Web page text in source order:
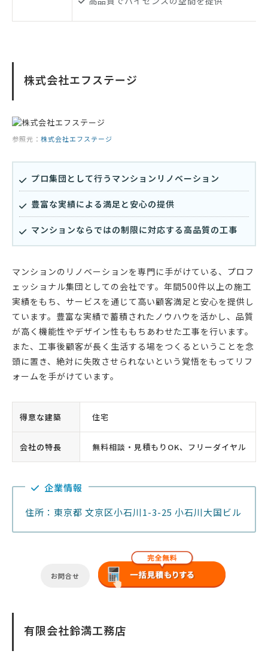
株式会社エフステージ
参照元： 株式会社エフステージ
プロ集団として行うマンションリノベーション
豊富な実績による満足と安心の提供
マンションならではの制限に対応する高品質の工事
マンションのリノベーションを専門に手がけている、プロフ
ェッショナル集団としての会社です。年間500件以上の施工
実績をもち、サービスを通じて高い顧客満足と安心を提供し
ています。豊富な実績で蓄積されたノウハウを活かし、品質
が高く機能性やデザイン性ももちあわせた工事を行います。
また、工事後顧客が長く生活する場をつくるということを念
頭に置き、絶対に失敗させられないという覚悟をもってリフ
ォームを手がけています。
得意な建築 住宅
会社の特長 無料相談・見積もりOK、フリーダイヤル
企業情報
住所：東京都 文京区小石川1-3-25 小石川大国ビル
お問合せ
有限会社鈴満工務店